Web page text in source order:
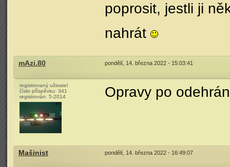
poprosit, jestli ji
nahrát
mAzi.80 pondělí, 14. března 2022 - 15:03:41
registrovaný uživatel
číslo příspěvku: 341
registrován: 5-2014 Opravy po
Mašinist pondělí, 14. března 2022 - 16:49:07